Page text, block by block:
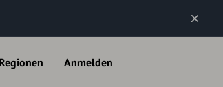
Regionen Anmelden